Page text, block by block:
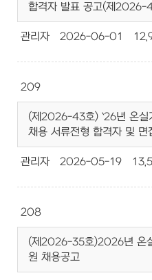
합격자 발표 공고(제2026-
관리자 2026-06-01
209
(제2026-43호) `26년 온실
채용 서류전형 합격자 및 면
관리자 2026-05-19
208
(제2026-35호)2026년 온
원 채용공고